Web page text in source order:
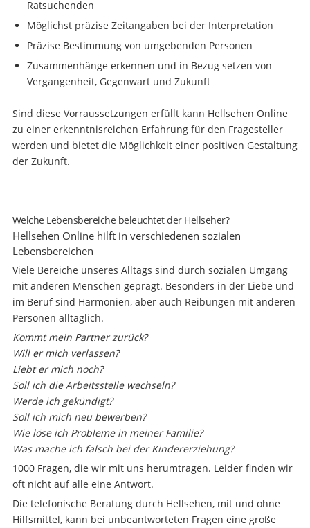
Ratsuchenden
Möglichst präzise Zeitangaben bei der Interpretation
Präzise Bestimmung von umgebenden Personen
Zusammenhänge erkennen und in Bezug setzen von
Vergangenheit, Gegenwart und Zukunft
Sind diese Vorraussetzungen erfüllt kann Hellsehen Online
zu einer erkenntnisreichen Erfahrung für den Fragesteller
werden und bietet die Möglichkeit einer positiven Gestaltung
der Zukunft.
Welche Lebensbereiche beleuchtet der Hellseher?
Hellsehen Online hilft in verschiedenen sozialen
Lebensbereichen
Viele Bereiche unseres Alltags sind durch sozialen Umgang
mit anderen Menschen geprägt. Besonders in der Liebe und
im Beruf sind Harmonien, aber auch Reibungen mit anderen
Personen alltäglich.
Kommt mein Partner zurück?
Will er mich verlassen?
Liebt er mich noch?
Soll ich die Arbeitsstelle wechseln?
Werde ich gekündigt?
Soll ich mich neu bewerben?
Wie löse ich Probleme in meiner Familie?
Was mache ich falsch bei der Kindererziehung?
1000 Fragen, die wir mit uns herumtragen. Leider finden wir
oft nicht auf alle eine Antwort.
Die telefonische Beratung durch Hellsehen, mit und ohne
Hilfsmittel, kann bei unbeantworteten Fragen eine große